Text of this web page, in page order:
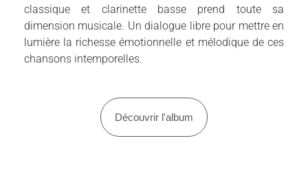
classique et clarinette basse prend toute sa
dimension musicale. Un dialogue libre pour mettre en
lumière la richesse émotionnelle et mélodique de ces
chansons intemporelles.
Découvrir l'album